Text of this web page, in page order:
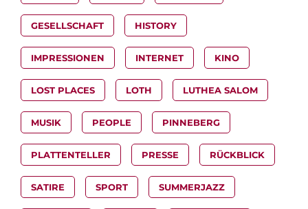
GESELLSCHAFT HISTORY
IMPRESSIONEN INTERNET KINO
LOST PLACES LOTH LUTHEA SALOM
MUSIK PEOPLE PINNEBERG
PLATTENTELLER PRESSE RÜCKBLICK
SATIRE SPORT SUMMERJAZZ